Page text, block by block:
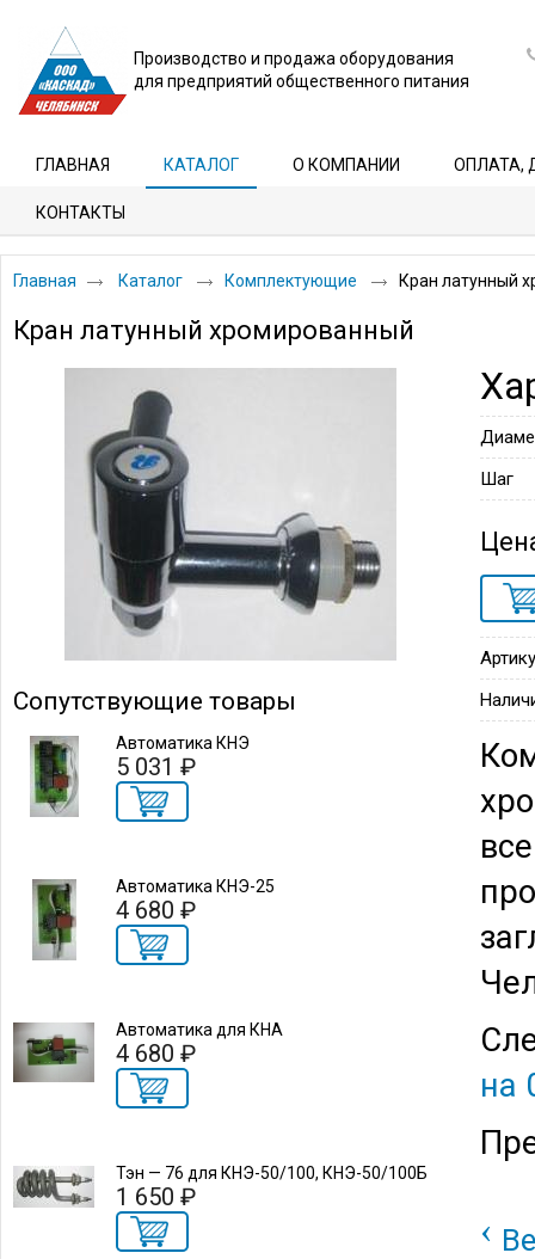
Производство и продажа оборудования
для предприятий общественного питания
ГЛАВНАЯ КАТАЛОГ О КОМПАНИИ ОПЛАТА,
КОНТАКТЫ
Главная Каталог Комплектующие Кран латунный
Кран латунный хромированный
Сопутствующие товары
Автоматика КНЭ
5 031 ₽
Автоматика КНЭ-25
4 680 ₽
Автоматика для КНА
4 680 ₽
Тэн — 76 для КНЭ-50/100, КНЭ-50/100Б
1 650 ₽
Шаг
на
‹